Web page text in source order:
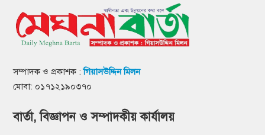
সম্পাদক ও প্রকাশক :গিয়াসউদ্দিন মিলন
মোবা: ০১৭১২১৯০৩৭০
বার্তা, বিজ্ঞাপন ও সম্পাদকীয় কার্যালয়